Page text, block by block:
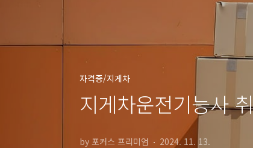
자격증/지게차
지게차운전기능사
by 포커스 프리미엄 2024. 11. 13.